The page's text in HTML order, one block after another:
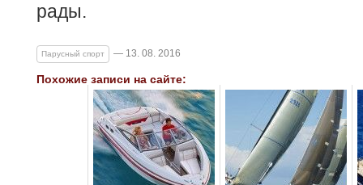
рады.
Парусный спорт — 13. 08. 2016
Похожие записи на сайте: